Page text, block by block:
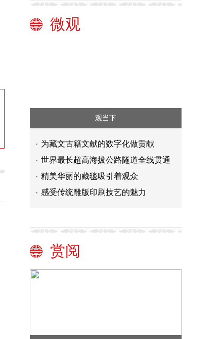
微观
观当下
为藏文古籍文献的数字化做贡献
世界最长超高海拔公路隧道全线贯通
精美华丽的藏毯吸引着观众
感受传统雕版印刷技艺的魅力
赏阅